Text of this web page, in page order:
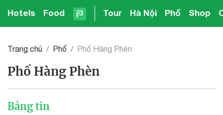
Hotels Food Tour Hà Nội Phố Shop
Trang chủ Phố Phố Hàng Phèn
Phố Hàng Phèn
Bảng tin